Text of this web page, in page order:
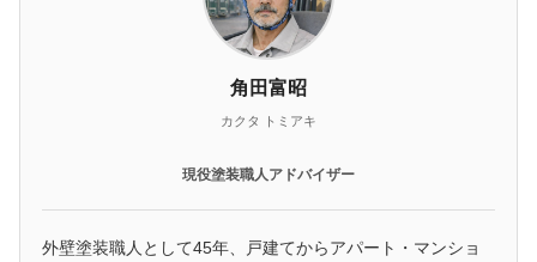
角田富昭
カクタ トミアキ
現役塗装職人アドバイザー
外壁塗装職人として45年、戸建てからアパート・マンショ